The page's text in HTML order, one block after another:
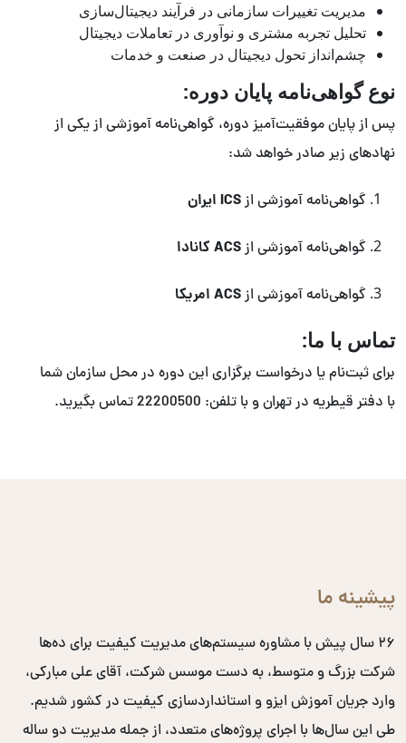
مدیریت تغییرات سازمانی در فرآیند دیجیتال‌سازی
تحلیل تجربه مشتری و نوآوری در تعاملات دیجیتال
چشم‌انداز تحول دیجیتال در صنعت و خدمات
نوع گواهی‌نامه پایان دوره:
پس از پایان موفقیت‌آمیز دوره، گواهی‌نامه آموزشی از یکی از
نهادهای زیر صادر خواهد شد:
گواهی‌نامه آموزشی ازICS ایران
گواهی‌نامه آموزشی ازACS کانادا
گواهی‌نامه آموزشی ازACS امریکا
تماس با ما:
برای ثبت‌نام یا درخواست برگزاری این دوره در محل سازمان شما
با دفتر قیطریه در تهران و با تلفن: 22200500 تماس بگیرید.
پیشینه ما
۲۶ سال پیش با مشاوره سیستم‌های مدیریت کیفیت برای ده‌ها
شرکت بزرگ و متوسط، به دست موسس شرکت، آقای علی مبارکی،
وارد جریان آموزش ایزو و استانداردسازی کیفیت در کشور شدیم.
طی این سال‌ها با اجرای پروژه‌های متعدد، از جمله مدیریت دو ساله